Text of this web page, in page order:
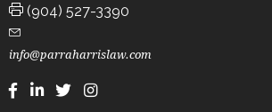
(904) 527-3390
info@parraharrislaw.com